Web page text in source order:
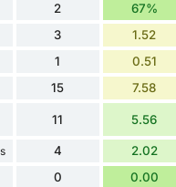
2 67%
3 1.52
1 0.51
15 7.58
11 5.56
4 2.02
0 0.00